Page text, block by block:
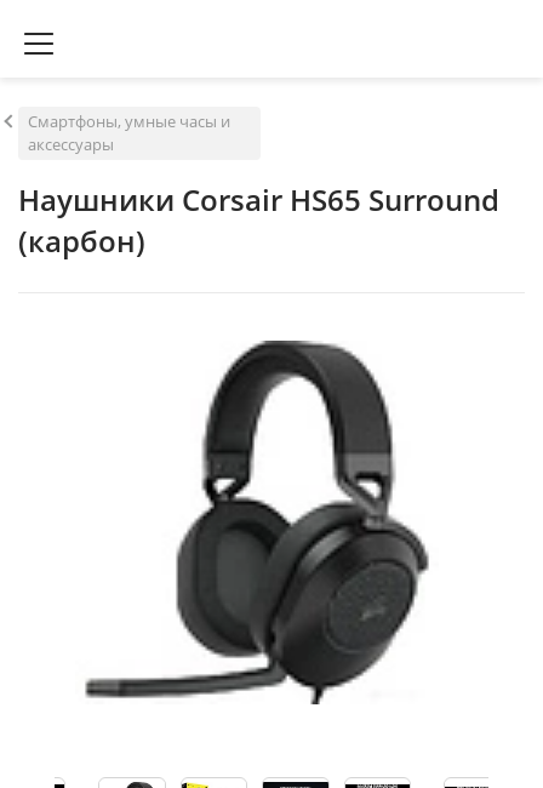
Смартфоны, умные часы и
аксессуары
Наушники Corsair HS65 Surround
(карбон)